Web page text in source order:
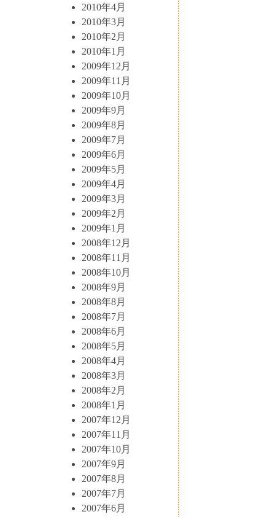
2010年4月
2010年3月
2010年2月
2010年1月
2009年12月
2009年11月
2009年10月
2009年9月
2009年8月
2009年7月
2009年6月
2009年5月
2009年4月
2009年3月
2009年2月
2009年1月
2008年12月
2008年11月
2008年10月
2008年9月
2008年8月
2008年7月
2008年6月
2008年5月
2008年4月
2008年3月
2008年2月
2008年1月
2007年12月
2007年11月
2007年10月
2007年9月
2007年8月
2007年7月
2007年6月